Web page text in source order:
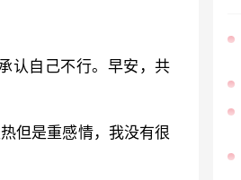
认自己不行。早安，共
但是重感情，我没有很